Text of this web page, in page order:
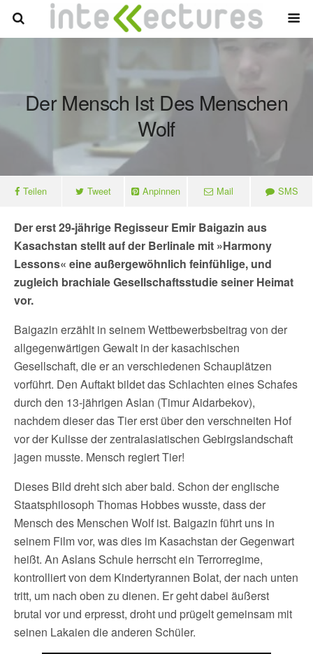
Der Mensch Ist Des Menschen
Wolf
Teilen Tweet Anpinnen Mail SMS
Der erst 29-jährige Regisseur Emir Baigazin aus
Kasachstan stellt auf der Berlinale mit »Harmony
Lessons« eine außergewöhnlich feinfühlige, und
zugleich brachiale Gesellschaftsstudie seiner Heimat
vor.
Baigazin erzählt in seinem Wettbewerbsbeitrag von der
allgegenwärtigen Gewalt in der kasachischen
Gesellschaft, die er an verschiedenen Schauplätzen
vorführt. Den Auftakt bildet das Schlachten eines Schafes
durch den 13-jährigen Aslan (Timur Aidarbekov),
nachdem dieser das Tier erst über den verschneiten Hof
vor der Kulisse der zentralasiatischen Gebirgslandschaft
jagen musste. Mensch regiert Tier!
Dieses Bild dreht sich aber bald. Schon der englische
Staatsphilosoph Thomas Hobbes wusste, dass der
Mensch des Menschen Wolf ist. Baigazin führt uns in
seinem Film vor, was dies im Kasachstan der Gegenwart
heißt. An Aslans Schule herrscht ein Terrorregime,
kontrolliert von dem Kindertyrannen Bolat, der nach unten
tritt, um nach oben zu dienen. Er geht dabei äußerst
brutal vor und erpresst, droht und prügelt gemeinsam mit
seinen Lakaien die anderen Schüler.